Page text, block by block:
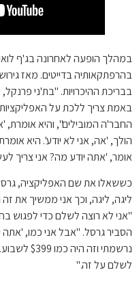
בבריכת ההיכרויות. "בת'ני
באמת צריך ללכת על
החבר'ה המובילים", והיא
הולך, 'אה, אני לא יודע'. היא
אומר, 'אתה יודע מה? אני צריך
כששאלו את שם האפליקציה,
ליגה, ליגה, וכך אני ממשיך את
"אני לא רוצה לשלם כדי לפגוש
הסביר גרסל. "אבל אני כמו, 'אתה
נרשמתי
לשלם על זה."